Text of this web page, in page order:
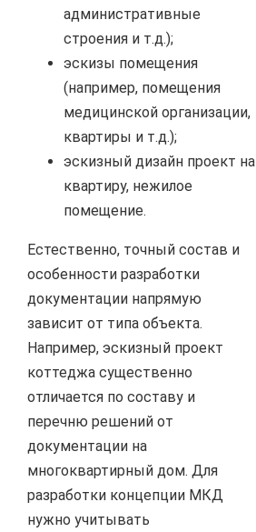
административные
строения и т.д.);
эскизы помещения
(например, помещения
медицинской организации,
квартиры и т.д.);
эскизный дизайн проект на
квартиру, нежилое
помещение.
Естественно, точный состав и
особенности разработки
документации напрямую
зависит от типа объекта.
Например, эскизный проект
коттеджа существенно
отличается по составу и
перечню решений от
документации на
многоквартирный дом. Для
разработки концепции МКД
нужно учитывать